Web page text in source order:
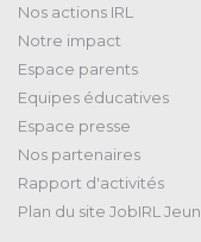
Nos actions IRL
Notre impact
Espace parents
Equipes éducatives
Espace presse
Nos partenaires
Rapport d'activités
Plan du site JobIRL